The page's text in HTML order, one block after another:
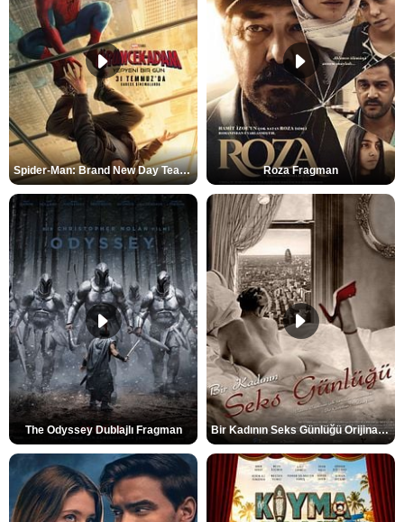
Spider-Man: Brand New Day Teaser Roza Fragman
The Odyssey Dublajlı Fragman Bir Kadının Seks Günlüğü Orijinal Fragman